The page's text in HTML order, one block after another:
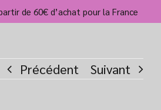
de 60€ d’achat pour la France
Précédent Suivant